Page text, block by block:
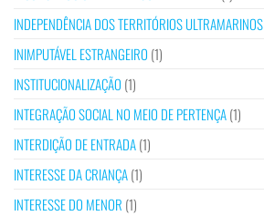
INDEPENDÊNCIA DOS TERRITÓRIOS ULTRAMARINOS
INIMPUTÁVEL ESTRANGEIRO (1)
INSTITUCIONALIZAÇÃO (1)
INTEGRAÇÃO SOCIAL NO MEIO DE PERTENÇA(1)
INTERDIÇÃO DE ENTRADA(1)
INTERESSE DA CRIANÇA(1)
INTERESSE DO MENOR (1)